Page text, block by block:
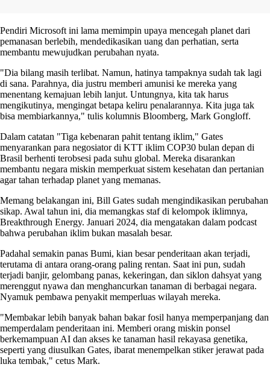
Pendiri Microsoft ini lama memimpin upaya mencegah planet dari
pemanasan berlebih, mendedikasikan uang dan perhatian, serta
membantu mewujudkan perubahan nyata.
"Dia bilang masih terlibat. Namun, hatinya tampaknya sudah tak lagi
di sana. Parahnya, dia justru memberi amunisi ke mereka yang
menentang kemajuan lebih lanjut. Untungnya, kita tak harus
mengikutinya, mengingat betapa keliru penalarannya. Kita juga tak
bisa membiarkannya," tulis kolumnis Bloomberg, Mark Gongloff.
Dalam catatan "Tiga kebenaran pahit tentang iklim," Gates
menyarankan para negosiator di KTT iklim COP30 bulan depan di
Brasil berhenti terobsesi pada suhu global. Mereka disarankan
membantu negara miskin memperkuat sistem kesehatan dan pertanian
agar tahan terhadap planet yang memanas.
Memang belakangan ini, Bill Gates sudah mengindikasikan perubahan
sikap. Awal tahun ini, dia memangkas staf di kelompok iklimnya,
Breakthrough Energy. Januari 2024, dia mengatakan dalam podcast
bahwa perubahan iklim bukan masalah besar.
Padahal semakin panas Bumi, kian besar penderitaan akan terjadi,
terutama di antara orang-orang paling rentan. Saat ini pun, sudah
terjadi banjir, gelombang panas, kekeringan, dan siklon dahsyat yang
merenggut nyawa dan menghancurkan tanaman di berbagai negara.
Nyamuk pembawa penyakit memperluas wilayah mereka.
"Membakar lebih banyak bahan bakar fosil hanya memperpanjang dan
memperdalam penderitaan ini. Memberi orang miskin ponsel
berkemampuan AI dan akses ke tanaman hasil rekayasa genetika,
seperti yang diusulkan Gates, ibarat menempelkan stiker jerawat pada
luka tembak," cetus Mark.